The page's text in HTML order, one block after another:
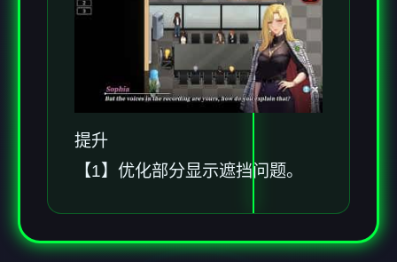
提升
【1】优化部分显示遮挡问题。